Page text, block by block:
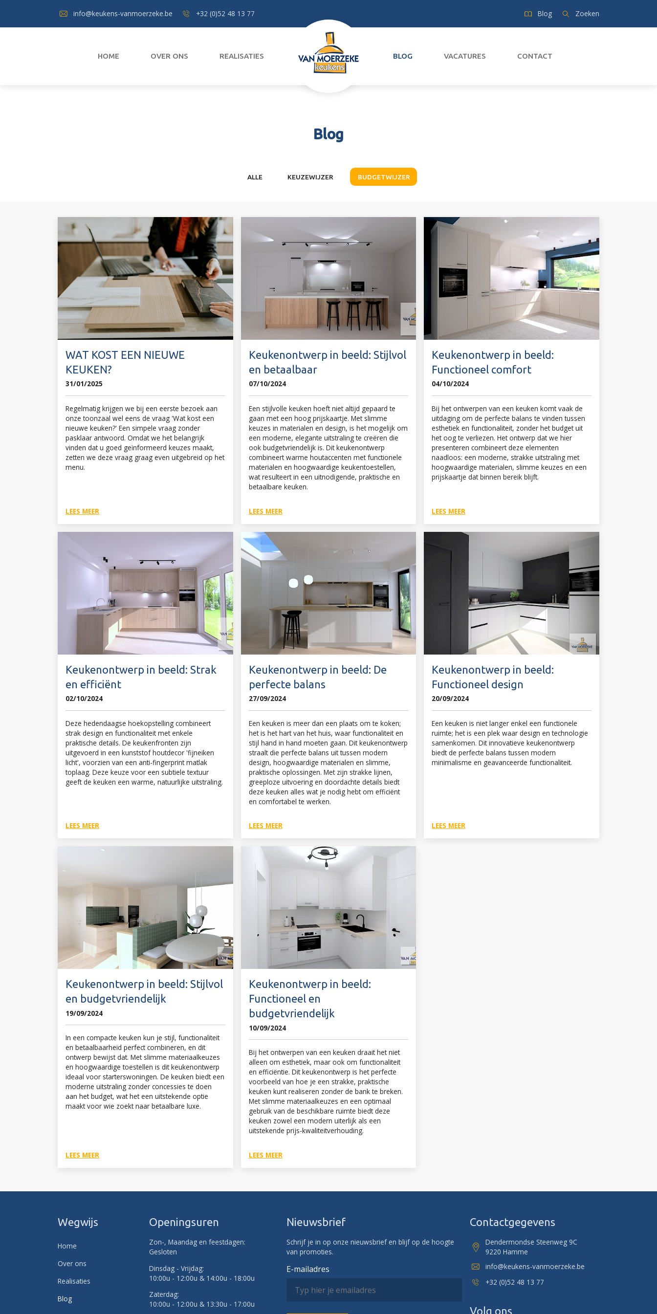
info@keukens-vanmoerzeke.be +32 (0)52 48 13 77 Blog Zoeken
HOME OVER ONS REALISATIES BLOG VACATURES CONTACT
Blog
ALLE KEUZEWIJZER BUDGETWIJZER
WAT KOST EEN NIEUWE
KEUKEN?
31/01/2025
Regelmatig krijgen we bij een eerste bezoek aan
onze toonzaal wel eens de vraag 'Wat kost een
nieuwe keuken?' Een simpele vraag zonder
pasklaar antwoord. Omdat we het belangrijk
vinden dat u goed geïnformeerd keuzes maakt,
zetten we deze vraag graag even uitgebreid op het
menu.
LEES MEER
Keukenontwerp in beeld: Stijlvol
en betaalbaar
07/10/2024
Een stijlvolle keuken hoeft niet altijd gepaard te
gaan met een hoog prijskaartje. Met slimme
keuzes in materialen en design, is het mogelijk om
een moderne, elegante uitstraling te creëren die
ook budgetvriendelijk is. Dit keukenontwerp
combineert warme houtaccenten met functionele
materialen en hoogwaardige keukentoestellen,
wat resulteert in een uitnodigende, praktische en
betaalbare keuken.
LEES MEER
Keukenontwerp in beeld:
Functioneel comfort
04/10/2024
Bij het ontwerpen van een keuken komt vaak de
uitdaging om de perfecte balans te vinden tussen
esthetiek en functionaliteit, zonder het budget uit
het oog te verliezen. Het ontwerp dat we hier
presenteren combineert deze elementen
naadloos: een moderne, strakke uitstraling met
hoogwaardige materialen, slimme keuzes en een
prijskaartje dat binnen bereik blijft.
LEES MEER
Keukenontwerp in beeld: Strak
en efficiënt
02/10/2024
Deze hedendaagse hoekopstelling combineert
strak design en functionaliteit met enkele
praktische details. De keukenfronten zijn
uitgevoerd in een kunststof houtdecor 'fijneiken
licht', voorzien van een anti-fingerprint matlak
toplaag. Deze keuze voor een subtiele textuur
geeft de keuken een warme, natuurlijke uitstraling.
LEES MEER
Keukenontwerp in beeld: De
perfecte balans
27/09/2024
Een keuken is meer dan een plaats om te koken;
het is het hart van het huis, waar functionaliteit en
stijl hand in hand moeten gaan. Dit keukenontwerp
straalt die perfecte balans uit tussen modern
design, hoogwaardige materialen en slimme,
praktische oplossingen. Met zijn strakke lijnen,
greeploze uitvoering en doordachte details biedt
deze keuken alles wat je nodig hebt om efficiënt
en comfortabel te werken.
LEES MEER
Keukenontwerp in beeld:
Functioneel design
20/09/2024
Een keuken is niet langer enkel een functionele
ruimte; het is een plek waar design en technologie
samenkomen. Dit innovatieve keukenontwerp
biedt de perfecte balans tussen modern
minimalisme en geavanceerde functionaliteit.
LEES MEER
Keukenontwerp in beeld: Stijlvol
en budgetvriendelijk
19/09/2024
In een compacte keuken kun je stijl, functionaliteit
en betaalbaarheid perfect combineren, en dit
ontwerp bewijst dat. Met slimme materiaalkeuzes
en hoogwaardige toestellen is dit keukenontwerp
ideaal voor starterswoningen. De keuken biedt een
moderne uitstraling zonder concessies te doen
aan het budget, wat het een uitstekende optie
maakt voor wie zoekt naar betaalbare luxe.
LEES MEER
Keukenontwerp in beeld:
Functioneel en
budgetvriendelijk
10/09/2024
Bij het ontwerpen van een keuken draait het niet
alleen om esthetiek, maar ook om functionaliteit
en efficiëntie. Dit keukenontwerp is het perfecte
voorbeeld van hoe je een strakke, praktische
keuken kunt realiseren zonder de bank te breken.
Met slimme materiaalkeuzes en een optimaal
gebruik van de beschikbare ruimte biedt deze
keuken zowel een modern uiterlijk als een
uitstekende prijs-kwaliteitverhouding.
LEES MEER
Wegwijs
Home
Over ons
Realisaties
Blog
Openingsuren
Zon-, Maandag en feestdagen:
Gesloten
Dinsdag - Vrijdag:
10:00u - 12:00u & 14:00u - 18:00u
Zaterdag:
10:00u - 12:00u & 13:30u - 17:00u
Nieuwsbrief
Schrijf je in op onze nieuwsbrief en blijf op de hoogte
van promoties.
E-mailadres
Contactgegevens
Dendermondse Steenweg 9C
9220 Hamme
info@keukens-vanmoerzeke.be
+32 (0)52 48 13 77
Volg ons